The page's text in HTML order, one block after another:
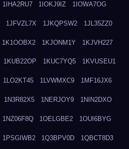
1IHA2RU7 1IOKJ9IZ 1IOWA7OG
1JFVZL7X 1JKQPSW2 1JL35ZZ0
1K1OOBX2 1KJONM1Y 1KJVH227
1KUB22OP 1KUC7YQ5 1KVUSEU1
1LO2KT45 1LVWMXC9 1MF16JX6
1N3R82X5 1NERJOY9 1NIN2DXO
1NZ06F8Q 1OELGBE2 1OUI6BYG
1PSGIWB2 1Q3BPV0D 1QBCT8D3